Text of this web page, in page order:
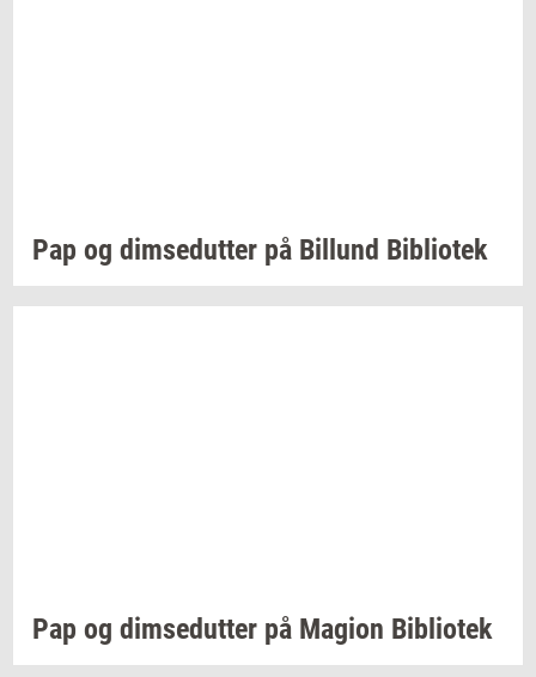
Pap og dim­se­dut­ter på Bil­lund Bi­bli­o­tek
Pap og dim­se­dut­ter på Magion Bi­bli­o­tek